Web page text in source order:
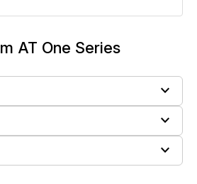
AT One Series
expand_more
expand_more
expand_more